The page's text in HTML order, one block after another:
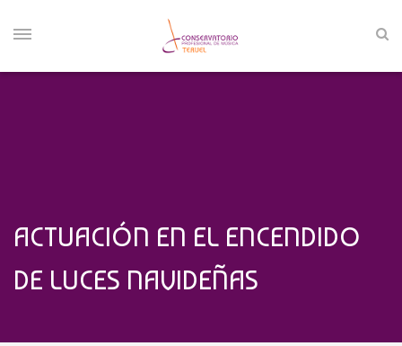
ACTUACIÓN EN EL ENCENDIDO
DE LUCES NAVIDEÑAS